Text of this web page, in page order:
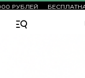
РУБЛЕЙ